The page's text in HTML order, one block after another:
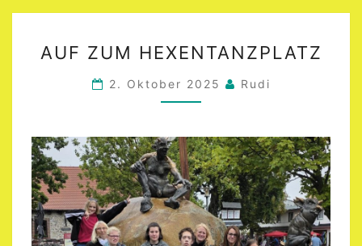
ZUM
HEXENTANZPLATZ
AUF ZUM HEXENTANZPLATZ
2. Oktober 2025 Rudi